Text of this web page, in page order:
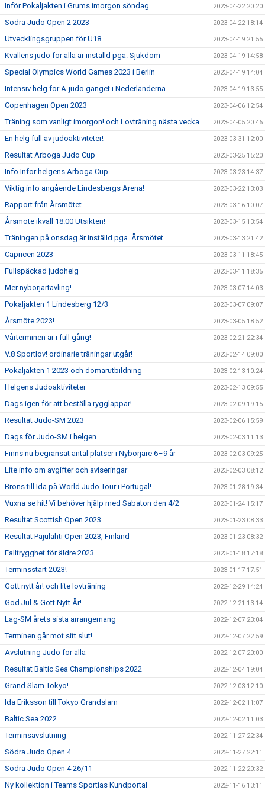
Inför Pokaljakten i Grums imorgon söndag 2023-04-22 20:20
Södra Judo Open 2 2023 2023-04-22 18:14
Utvecklingsgruppen för U18 2023-04-19 21:55
Kvällens judo för alla är inställd pga. Sjukdom 2023-04-19 14:58
Special Olympics World Games 2023 i Berlin 2023-04-19 14:04
Intensiv helg för A-judo gänget i Nederländerna 2023-04-19 13:55
Copenhagen Open 2023 2023-04-06 12:54
Träning som vanligt imorgon! och Lovträning nästa vecka 2023-04-05 20:46
En helg full av judoaktiviteter! 2023-03-31 12:00
Resultat Arboga Judo Cup 2023-03-25 15:20
Info Inför helgens Arboga Cup 2023-03-23 14:37
Viktig info angående Lindesbergs Arena! 2023-03-22 13:03
Rapport från Årsmötet 2023-03-16 10:07
Årsmöte ikväll 18.00 Utsikten! 2023-03-15 13:54
Träningen på onsdag är inställd pga. Årsmötet 2023-03-13 21:42
Capricen 2023 2023-03-11 18:45
Fullspäckad judohelg 2023-03-11 18:35
Mer nybörjartävling! 2023-03-07 14:03
Pokaljakten 1 Lindesberg 12/3 2023-03-07 09:07
Årsmöte 2023! 2023-03-05 18:52
Vårterminen är i full gång! 2023-02-21 22:34
V.8 Sportlov! ordinarie träningar utgår! 2023-02-14 09:00
Pokaljakten 1 2023 och domarutbildning 2023-02-13 10:24
Helgens Judoaktiviteter 2023-02-13 09:55
Dags igen för att beställa rygglappar! 2023-02-09 19:15
Resultat Judo-SM 2023 2023-02-06 15:59
Dags för Judo-SM i helgen 2023-02-03 11:13
Finns nu begränsat antal platser i Nybörjare 6–9 år 2023-02-03 09:25
Lite info om avgifter och aviseringar 2023-02-03 08:12
Brons till Ida på World Judo Tour i Portugal! 2023-01-28 19:34
Vuxna se hit! Vi behöver hjälp med Sabaton den 4/2 2023-01-24 15:17
Resultat Scottish Open 2023 2023-01-23 08:33
Resultat Pajulahti Open 2023, Finland 2023-01-23 08:32
Falltrygghet för äldre 2023 2023-01-18 17:18
Terminsstart 2023! 2023-01-17 17:51
Gott nytt år! och lite lovträning 2022-12-29 14:24
God Jul & Gott Nytt År! 2022-12-21 13:14
Lag-SM årets sista arrangemang 2022-12-07 23:04
Terminen går mot sitt slut! 2022-12-07 22:59
Avslutning Judo för alla 2022-12-07 20:00
Resultat Baltic Sea Championships 2022 2022-12-04 19:04
Grand Slam Tokyo! 2022-12-03 12:10
Ida Eriksson till Tokyo Grandslam 2022-12-02 11:07
Baltic Sea 2022 2022-12-02 11:03
Terminsavslutning 2022-11-27 22:34
Södra Judo Open 4 2022-11-27 22:11
Södra Judo Open 4 26/11 2022-11-22 20:32
Ny kollektion i Teams Sportias Kundportal 2022-11-16 13:11